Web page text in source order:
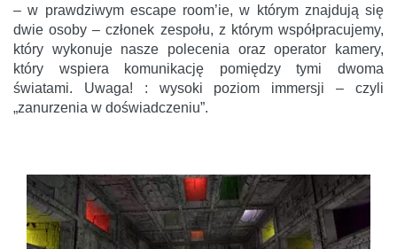
– w prawdziwym escape room’ie, w którym znajdują się
dwie osoby – członek zespołu, z którym współpracujemy,
który wykonuje nasze polecenia oraz operator kamery,
który wspiera komunikację pomiędzy tymi dwoma
światami. Uwaga! : wysoki poziom immersji – czyli
„zanurzenia w doświadczeniu”.